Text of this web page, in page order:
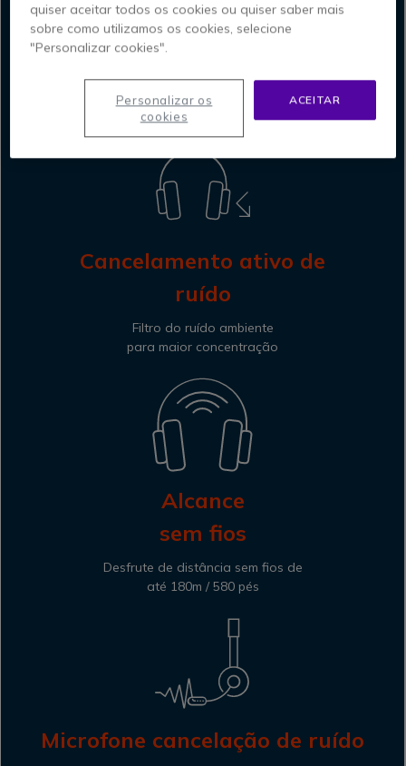
Conectividade múltiplos
dispositivos
mesa
Cancelamento ativo de
ruído
Filtro do ruído ambiente
para maior concentração
Alcance
sem fios
Desfrute de distância sem fios de
até 180m / 580 pés
Microfone cancelação de ruído
quiser aceitar todos os cookies ou quiser saber mais
sobre como utilizamos os cookies, selecione
"Personalizar cookies".
ACEITAR
Personalizar os
cookies